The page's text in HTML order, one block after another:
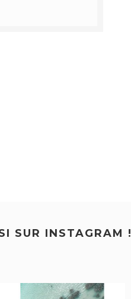
SUR INSTAGRAM !